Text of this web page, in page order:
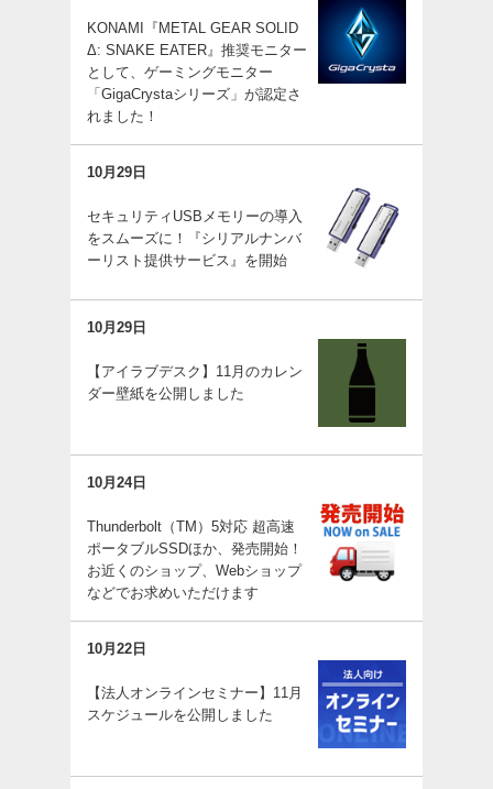
KONAMI『METAL GEAR SOLID
Δ: SNAKE EATER』推奨モニター
として、ゲーミングモニター
「GigaCrystaシリーズ」が認定さ
れました！
10月29日
セキュリティUSBメモリーの導入
をスムーズに！『シリアルナンバ
ーリスト提供サービス』を開始
10月29日
【アイラブデスク】11月のカレン
ダー壁紙を公開しました
10月24日
Thunderbolt（TM）5対応 超高速
ポータブルSSDほか、発売開始！
お近くのショップ、Webショップ
などでお求めいただけます
10月22日
【法人オンラインセミナー】11月
スケジュールを公開しました